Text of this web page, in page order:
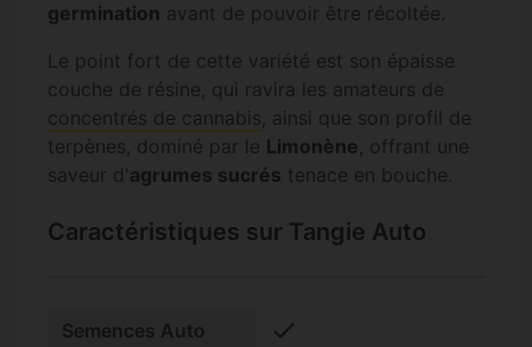
germination avant de pouvoir être récoltée.
Le point fort de cette variété est son épaisse
couche de résine, qui ravira les amateurs de
concentrés de cannabis, ainsi que son profil de
terpènes, dominé par le Limonène, offrant une
saveur d' agrumes sucrés tenace en bouche.
Caractéristiques sur Tangie Auto
Semences Auto check